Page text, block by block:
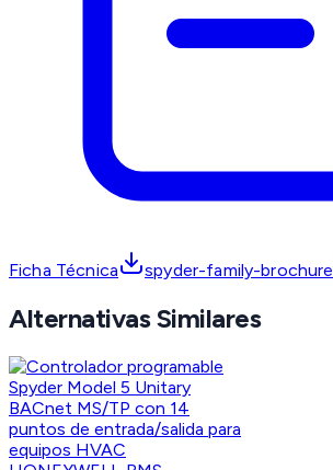
Ficha Técnica spyder-family-brochure
Alternativas Similares